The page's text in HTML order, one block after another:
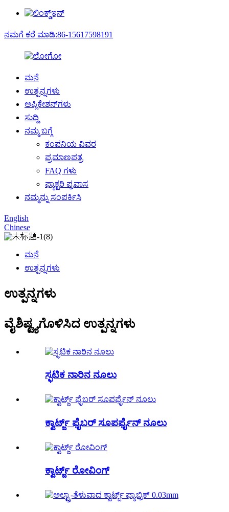
ನಮಗೆ ಕರೆ ಮಾಡಿ:86-15617598191
ಮನೆ
ಉತ್ಪನ್ನಗಳು
ಅಪ್ಲಿಕೇಶನ್‌ಗಳು
ಸುದ್ದಿ
ನಮ್ಮ ಬಗ್ಗೆ
ಕಂಪನಿಯ ವಿವರ
ಪ್ರಮಾಣಪತ್ರ
FAQ ಗಳು
ಫ್ಯಾಕ್ಟರಿ ಪ್ರವಾಸ
ನಮ್ಮನ್ನು ಸಂಪರ್ಕಿಸಿ
English
Chinese
ಮನೆ
ಉತ್ಪನ್ನಗಳು
ಉತ್ಪನ್ನಗಳು
ವೈಶಿಷ್ಟ್ಯಗೊಳಿಸಿದ ಉತ್ಪನ್ನಗಳು
ಸ್ಫಟಿಕ ನಾರಿನ ನೂಲು
ಕ್ವಾರ್ಟ್ಜ್ ಫೈಬರ್ ಸೂಪರ್ಫೈನ್ ನೂಲು
ಕ್ವಾರ್ಟ್ಜ್ ರೋವಿಂಗ್